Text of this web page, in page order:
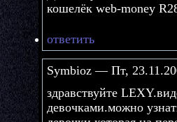
кошелёк web-money
ответить
Symbioz — Пт,
здравствуйте
девочками.можно